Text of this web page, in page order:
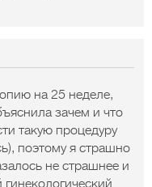
на 25 неделе,
зачем и что
такую процедуру
поэтому я страшно
не страшнее и